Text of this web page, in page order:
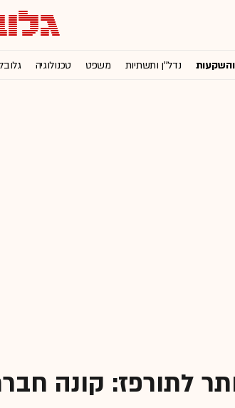
נדל''ן ותשתיות משפט טכנולוגיה
לתורפז: קונה